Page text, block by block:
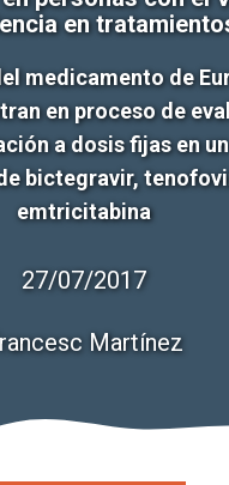
en
medicamento de
en proceso de
a dosis fijas en
bictegravir,
emtricitabina
27/07/2017
Martínez